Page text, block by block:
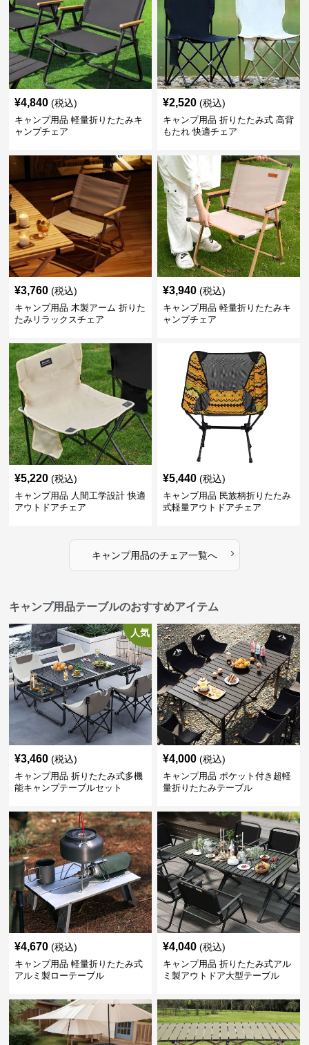
¥4,840 (税込)
キャンプ用品 軽量折りたたみキ
ャンプチェア
¥2,520 (税込)
キャンプ用品 折りたたみ式 高背
もたれ 快適チェア
¥3,760 (税込)
キャンプ用品 木製アーム 折りた
たみリラックスチェア
¥3,940 (税込)
キャンプ用品 軽量折りたたみキ
ャンプチェア
¥5,220 (税込)
キャンプ用品 人間工学設計 快適
アウトドアチェア
¥5,440 (税込)
キャンプ用品 民族柄折りたたみ
式軽量アウトドアチェア
キャンプ用品のチェア一覧へ ›
キャンプ用品テーブルのおすすめアイテム
人気
¥3,460 (税込)
キャンプ用品 折りたたみ式多機
能キャンプテーブルセット
¥4,000 (税込)
キャンプ用品 ポケット付き超軽
量折りたたみテーブル
¥4,670 (税込)
キャンプ用品 軽量折りたたみ式
アルミ製ローテーブル
¥4,040 (税込)
キャンプ用品 折りたたみ式アル
ミ製アウトドア大型テーブル